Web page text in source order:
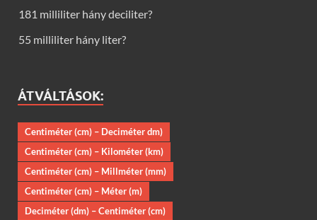
181 milliliter hány deciliter?
55 milliliter hány liter?
ÁTVÁLTÁSOK:
Centiméter (cm) – Deciméter dm)
Centiméter (cm) – Kilométer (km)
Centiméter (cm) – Millméter (mm)
Centiméter (cm) – Méter (m)
Deciméter (dm) – Centiméter (cm)